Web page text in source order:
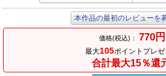
本作品の最初のレビューを
価格(税込)： 770円
最大105ポイントプレゼ
合計最大15％還